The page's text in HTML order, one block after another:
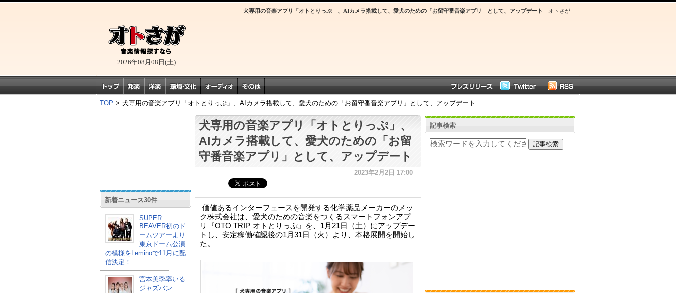
2026年08月08日(土)
オトさが
犬専用の音楽アプリ「オトとりっぷ」、AIカメラ搭載して、愛犬のための「お留守番音楽アプリ」として、アップデート
TOP > 犬専用の音楽アプリ「オトとりっぷ」、AIカメラ搭載して、愛犬のための「お留守番音楽アプリ」として、アップデート
新着ニュース30件
SUPER
BEAVER初のド
ームツアーより
東京ドーム公演
の模様をLeminoで11月に配
信決定！
宮本美季率いる
ジャズバン
犬専用の音楽アプリ「オトとりっぷ」、
AIカメラ搭載して、愛犬のための「お留
守番音楽アプリ」として、アップデート
2023年2月2日 17:00
価値あるインターフェースを開発する化学薬品メーカーのメッ
ク株式会社は、愛犬のための音楽をつくるスマートフォンアプ
リ『OTO TRIP オトとりっぷ』を、1月21日（土）にアップデー
トし、安定稼働確認後の1月31日（火）より、本格展開を開始し
た。
記事検索